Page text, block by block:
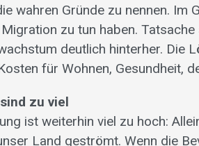
wahren Gründe zu nennen.
zu tun haben.
deutlich hinterher. Die
für Wohnen, Gesundheit,
zu viel
ist weiterhin viel zu hoch:
Land geströmt. Wenn die